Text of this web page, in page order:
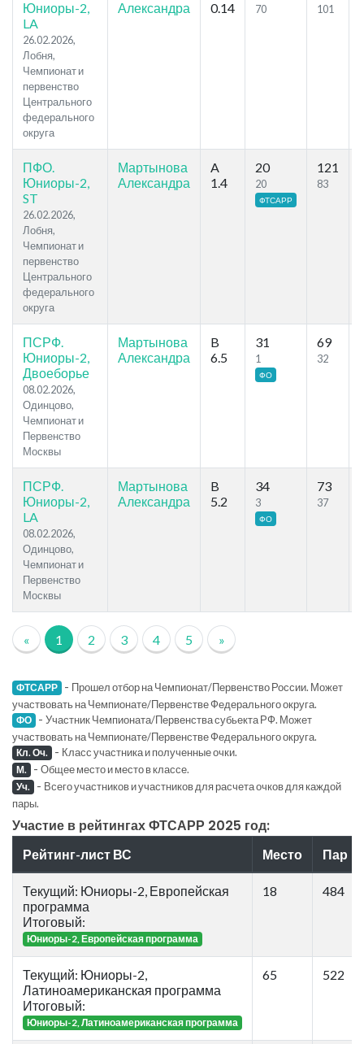
Юниоры-2,
LA
26.02.2026,
Лобня,
Чемпионат и
первенство
Центрального
федерального
округа
Александра
0.14
70 101
ПФО.
Юниоры-2,
ST
26.02.2026,
Лобня,
Чемпионат и
первенство
Центрального
федерального
округа
Мартынова
Александра
A
1.4
20
20
ФТСАРР
121
83
ПСРФ.
Юниоры-2,
Двоеборье
08.02.2026,
Одинцово,
Чемпионат и
Первенство
Москвы
Мартынова
Александра
B
6.5
31
1
ФО
69
32
ПСРФ.
Юниоры-2,
LA
08.02.2026,
Одинцово,
Чемпионат и
Первенство
Москвы
Мартынова
Александра
B
5.2
34
3
ФО
73
37
« 1 2 3 4 5 »
ФТСАРР - Прошел отбор на Чемпионат/Первенство России. Может
участвовать на Чемпионате/Первенстве Федерального округа.
ФО - Участник Чемпионата/Первенства субьекта РФ. Может
участвовать на Чемпионате/Первенстве Федерального округа.
Кл. Оч. - Класс участника и полученные очки.
М. - Общее место и место в классе.
Уч. - Всего участников и участников для расчета очков для каждой
пары.
Участие в рейтингах ФТСАРР 2025 год:
Рейтинг-лист ВС Место Пар
Текущий: Юниоры-2, Европейская
программа
Итоговый:
Юниоры-2, Европейская программа
18 484
Текущий: Юниоры-2,
Латиноамериканская программа
Итоговый:
Юниоры-2, Латиноамериканская программа
65 522